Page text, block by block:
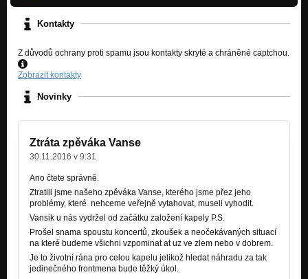
08 Holý hlavy / DIY Demo 2013
Nezařazeno
Kontakty
Z důvodů ochrany proti spamu jsou kontakty skryté a chráněné captchou.
Zobrazit kontakty
Novinky
Ztráta zpěváka Vanse
30.11.2016 v 9:31
Ano čtete správně.
Ztratili jsme našeho zpěváka Vanse, kterého jsme přez jeho
problémy, které nehceme veřejně vytahovat, museli vyhodit.
Vansik u nás vydržel od začátku založení kapely P.S.
Prošel snama spoustu koncertů, zkoušek a neočekávaných situací
na které budeme všichni vzpominat at uz ve zlem nebo v dobrem.
Je to životní rána pro celou kapelu jelikož hledat náhradu za tak
jedinečného frontmena bude těžký úkol.